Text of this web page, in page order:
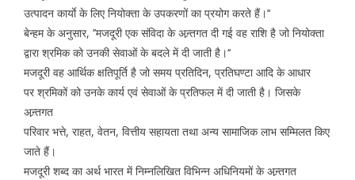
उत्पादन कार्याे के लिए नियोक्ता के उपकरणों का प्रयोग करते हैं।‘‘
बेन्हम के अनुसार, ’’मजदूरी एक संविदा के अन्र्तगत दी गई वह राशि है जो नियोक्ता
द्वारा श्रमिक को उनकी सेवाओं के बदले में दी जाती है।‘‘
मजदूरी वह आर्थिक क्षतिपूर्ति है जो समय प्रतिदिन, प्रतिघण्टा आदि के आधार
पर श्रमिकों को उनके कार्य एवं सेवाओं के प्रतिफल में दी जाती है। जिसके
अन्र्तगत
परिवार भत्ते, राहत, वेतन, वित्तीय सहायता तथा अन्य सामाजिक लाभ सम्मिलत किए
जाते हैं।
मजदूरी शब्द का अर्थ भारत में निम्नलिखित विभिन्न अधिनियमों के अन्र्तगत